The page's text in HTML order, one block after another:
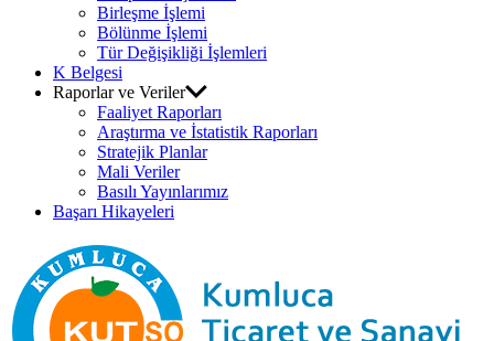
Birleşme İşlemi
Bölünme İşlemi
Tür Değişikliği İşlemleri
K Belgesi
Raporlar ve Veriler
Faaliyet Raporları
Araştırma ve İstatistik Raporları
Stratejik Planlar
Mali Veriler
Basılı Yayınlarımız
Başarı Hikayeleri